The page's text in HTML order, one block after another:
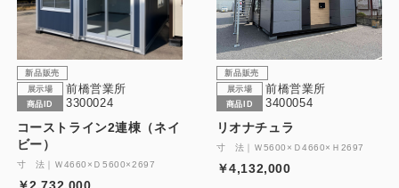
新品販売
展示場
前橋営業所
商品ID 3300024
コーストライン2連棟（ネイ
ビー）
寸 法｜Ｗ4660×Ｄ5600×2697
新品販売
展示場
前橋営業所
商品ID 3400054
リオナチュラ
寸 法｜Ｗ5600×Ｄ4660×Ｈ2697
￥4,132,000